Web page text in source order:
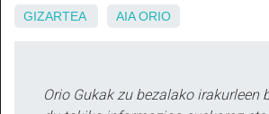
GIZARTEA AIA ORIO
Orio Gukak zu bezalako irakurleen